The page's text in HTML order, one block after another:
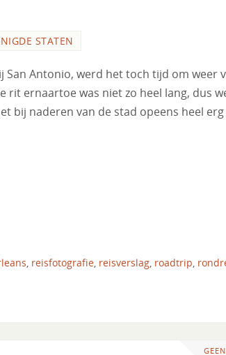
STATEN
San Antonio, werd het toch tijd om weer
rit ernaartoe was niet zo heel lang, dus
bij naderen van de stad opeens heel
reisfotografie reisverslag roadtrip